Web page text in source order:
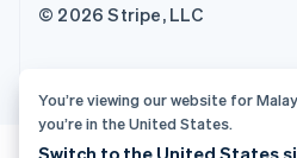
© 2026 Stripe, LLC
You’re viewing our website for
you’re in the United States.
Switch to the United States